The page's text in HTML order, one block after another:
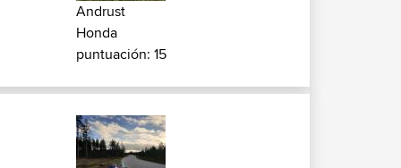
Andrust
Honda
puntuación: 15